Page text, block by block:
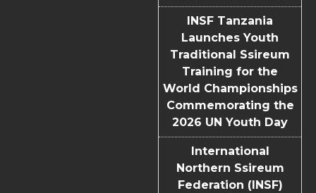
INSF Tanzania
Launches Youth
Traditional Ssireum
Training for the
World Championships
Commemorating the
2026 UN Youth Day
International
Northern Ssireum
Federation (INSF)